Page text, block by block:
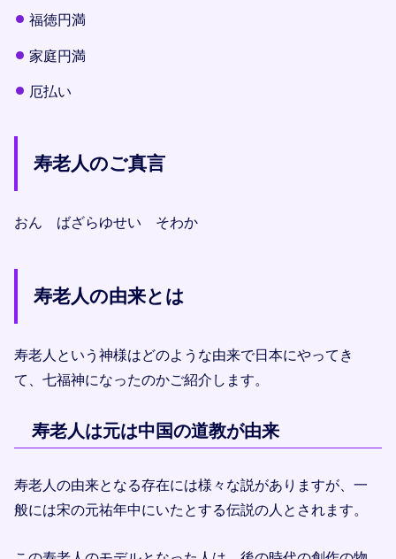
福徳円満
家庭円満
厄払い
寿老人のご真言
おん ばざらゆせい そわか
寿老人の由来とは
寿老人という神様はどのような由来で日本にやってき
て、七福神になったのかご紹介します。
寿老人は元は中国の道教が由来
寿老人の由来となる存在には様々な説がありますが、一
般には宋の元祐年中にいたとする伝説の人とされます。